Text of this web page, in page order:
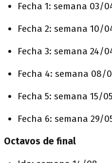
Fecha 1: semana 03/
Fecha 2: semana 10/
Fecha 3: semana 24/
Fecha 4: semana 08/
Fecha 5: semana 15/05
Fecha 6: semana 29/
Octavos de final